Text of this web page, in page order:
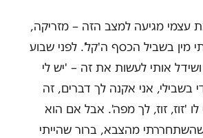
עצמי מגיעה למצב הזה – מזריקה,
מין בשביל הכסף ה'קל'. לפני שבוע
ושידל אותי לעשות את זה – 'יש לי
בשבילי, אני אקנה לך דברים, זה
'זוז, זוז, לך מפה'. אבל אם הוא
מהצבא, ברור שהייתי